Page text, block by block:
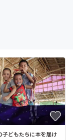
子どもたちに本を届け